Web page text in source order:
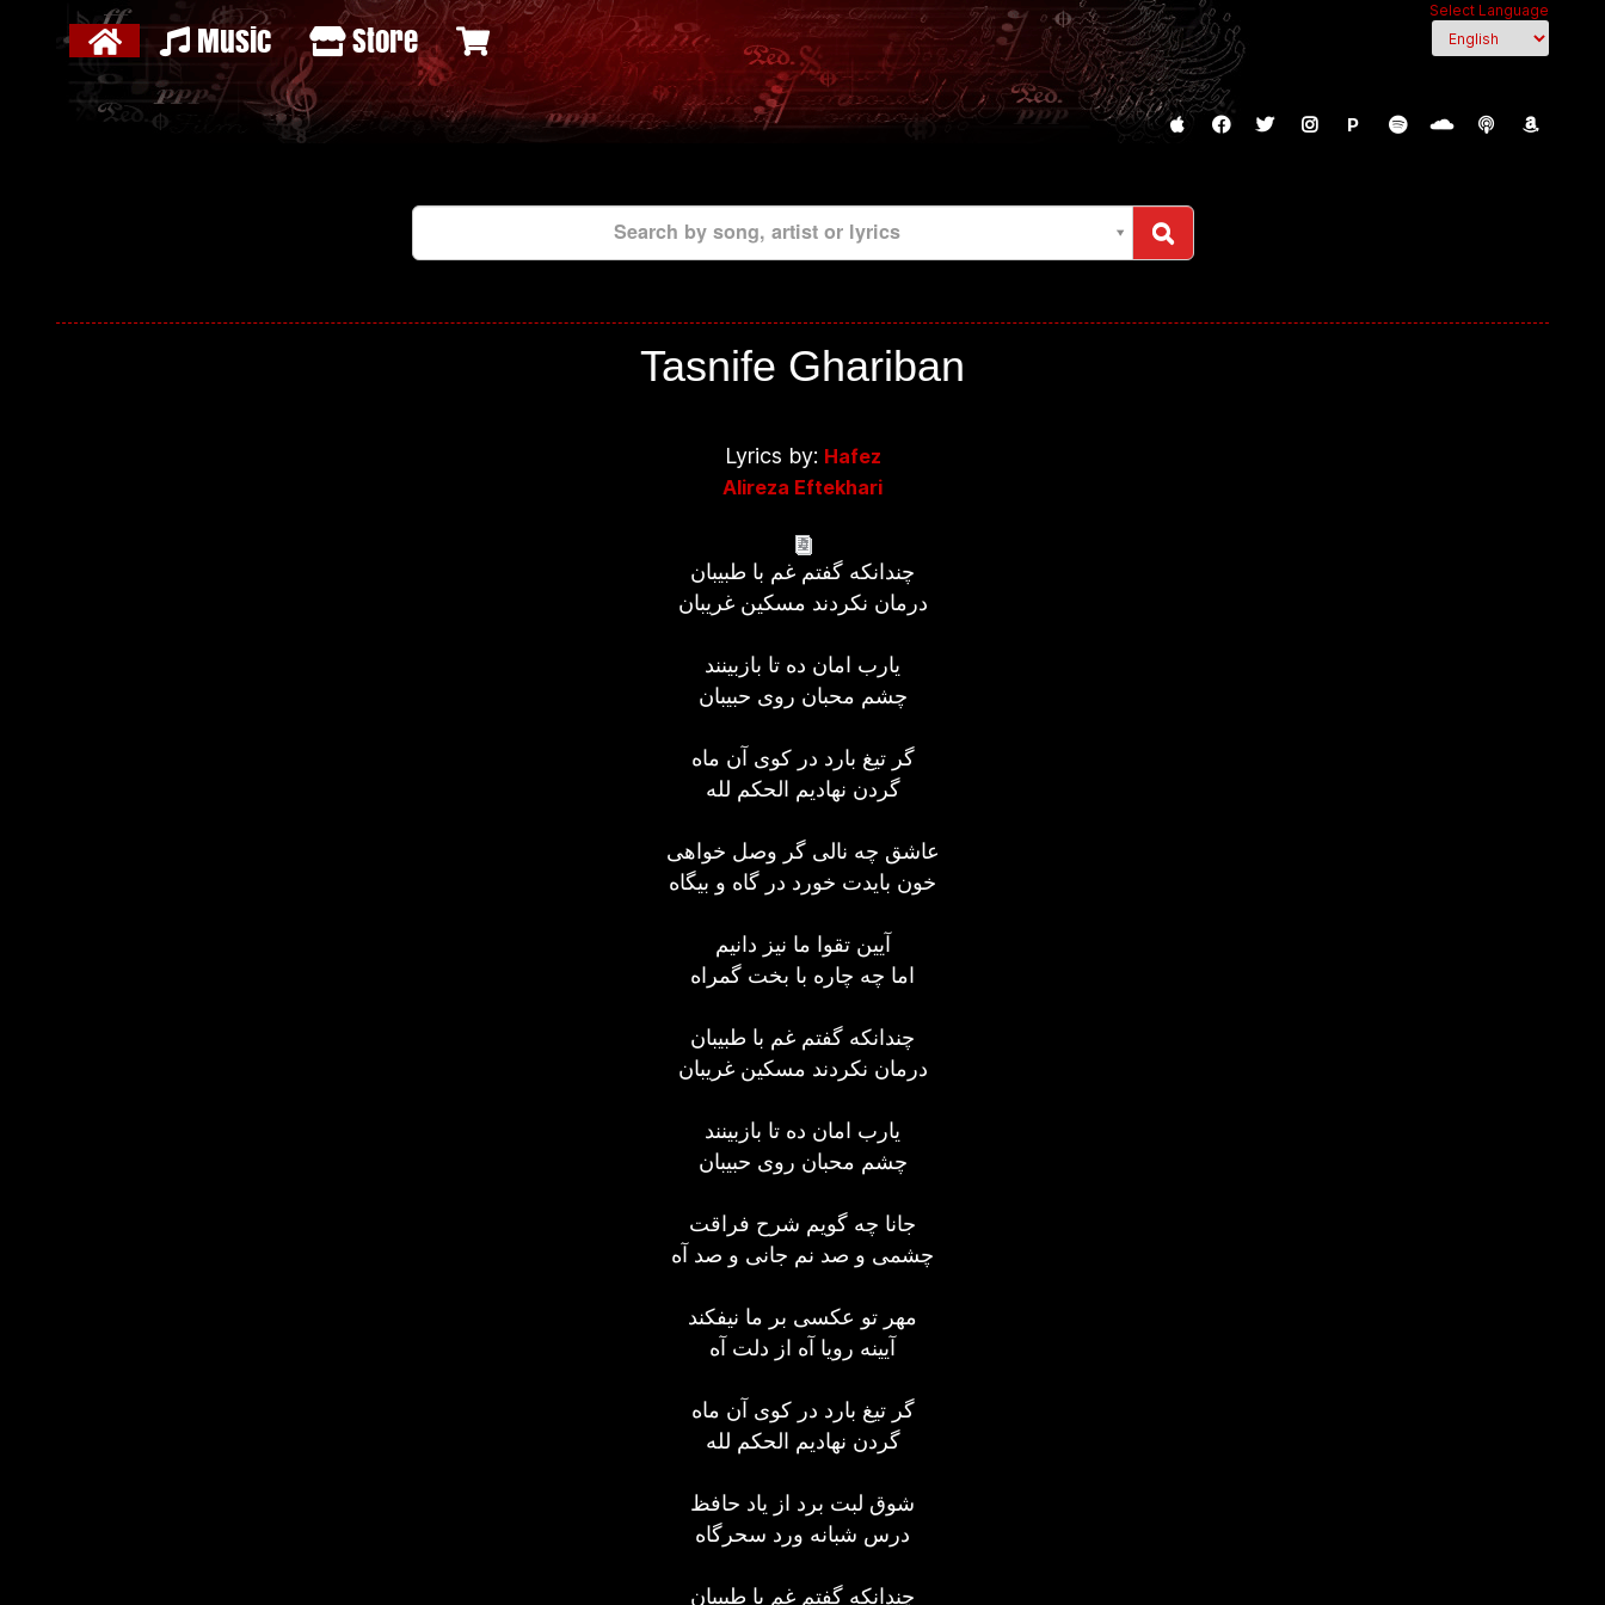
Select Language
Music Store
P
Search by song, artist or lyrics
Tasnife Ghariban
Lyrics by: Hafez
Alireza Eftekhari
چندانکه گفتم غم با طبیبان
درمان نکردند مسکین غریبان
یارب امان ده تا بازبینند
چشم محبان روی حبیبان
گر تیغ بارد در کوی آن ماه
گردن نهادیم الحکم لله
عاشق چه نالی گر وصل خواهی
خون بایدت خورد در گاه و بیگاه
آیین تقوا ما نیز دانیم
اما چه چاره با بخت گمراه
چندانکه گفتم غم با طبیبان
درمان نکردند مسکین غریبان
یارب امان ده تا بازبینند
چشم محبان روی حبیبان
جانا چه گویم شرح فراقت
چشمی و صد نم جانی و صد آه
مهر تو عکسی بر ما نیفکند
آیینه رویا آه از دلت آه
گر تیغ بارد در کوی آن ماه
گردن نهادیم الحکم لله
شوق لبت برد از یاد حافظ
درس شبانه ورد سحرگاه
چندانکه گفتم غم با طبیبان